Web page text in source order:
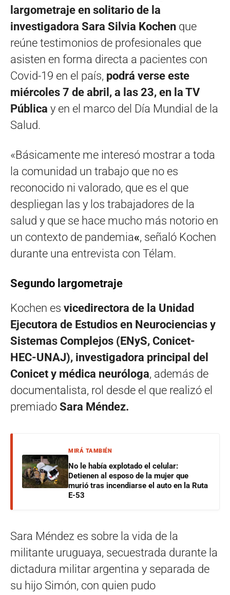
largometraje en solitario de la
investigadora Sara Silvia Kochen que
reúne testimonios de profesionales que
asisten en forma directa a pacientes con
Covid-19 en el país, podrá verse este
miércoles 7 de abril, a las 23, en la TV
Pública y en el marco del Día Mundial de la
Salud.
«Básicamente me interesó mostrar a toda
la comunidad un trabajo que no es
reconocido ni valorado, que es el que
despliegan las y los trabajadores de la
salud y que se hace mucho más notorio en
un contexto de pandemia«, señaló Kochen
durante una entrevista con Télam.
Segundo largometraje
Kochen es vicedirectora de la Unidad
Ejecutora de Estudios en Neurociencias y
Sistemas Complejos (ENyS, Conicet-
HEC-UNAJ), investigadora principal del
Conicet y médica neuróloga, además de
documentalista, rol desde el que realizó el
premiado Sara Méndez.
MIRÁ TAMBIÉN
No le había explotado el celular:
Detienen al esposo de la mujer que
murió tras incendiarse el auto en la Ruta
E-53
Sara Méndez es sobre la vida de la
militante uruguaya, secuestrada durante la
dictadura militar argentina y separada de
su hijo Simón, con quien pudo